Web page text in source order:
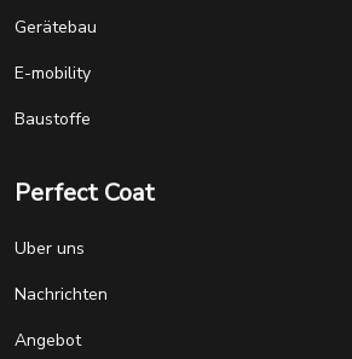
Gerätebau
E-mobility
Baustoffe
Perfect Coat
Uber uns
Nachrichten
Angebot